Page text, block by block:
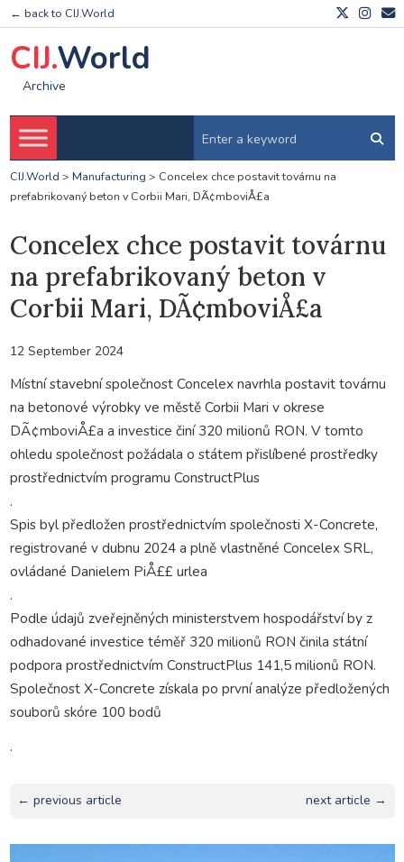
← back to CIJ.World
CIJ.World
Archive
CIJ.World > Manufacturing > Concelex chce postavit továrnu na
prefabrikovaný beton v Corbii Mari, DÃ¢mboviÅ£a
Concelex chce postavit továrnu
na prefabrikovaný beton v
Corbii Mari, DÃ¢mboviÅ£a
12 September 2024
Místní stavební společnost Concelex navrhla postavit továrnu
na betonové výrobky ve městě Corbii Mari v okrese
DÃ¢mboviÅ£a a investice činí 320 milionů RON. V tomto
ohledu společnost požádala o státem přislíbené prostředky
prostřednictvím programu ConstructPlus
.
Spis byl předložen prostřednictvím společnosti X-Concrete,
registrované v dubnu 2024 a plně vlastněné Concelex SRL,
ovládané Danielem PiÅ££ urlea
.
Podle údajů zveřejněných ministerstvem hospodářství by z
odhadované investice téměř 320 milionů RON činila státní
podpora prostřednictvím ConstructPlus 141,5 milionů RON.
Společnost X-Concrete získala po první analýze předložených
souborů skóre 100 bodů
.
← previous article next article →